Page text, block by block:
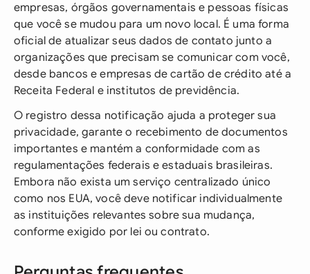
empresas, órgãos governamentais e pessoas físicas
que você se mudou para um novo local. É uma forma
oficial de atualizar seus dados de contato junto a
organizações que precisam se comunicar com você,
desde bancos e empresas de cartão de crédito até a
Receita Federal e institutos de previdência.
O registro dessa notificação ajuda a proteger sua
privacidade, garante o recebimento de documentos
importantes e mantém a conformidade com as
regulamentações federais e estaduais brasileiras.
Embora não exista um serviço centralizado único
como nos EUA, você deve notificar individualmente
as instituições relevantes sobre sua mudança,
conforme exigido por lei ou contrato.